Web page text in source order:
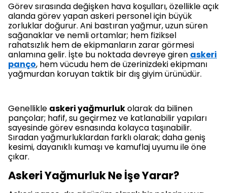
Görev sırasında değişken hava koşulları, özellikle açık
alanda görev yapan askeri personel için büyük
zorluklar doğurur. Ani bastıran yağmur, uzun süren
sağanaklar ve nemli ortamlar; hem fiziksel
rahatsızlık hem de ekipmanların zarar görmesi
anlamına gelir. İşte bu noktada devreye giren askeri
panço, hem vücudu hem de üzerinizdeki ekipmanı
yağmurdan koruyan taktik bir dış giyim ürünüdür.
Genellikle askeri yağmurlukolarak da bilinen
pançolar; hafif, su geçirmez ve katlanabilir yapıları
sayesinde görev esnasında kolayca taşınabilir.
Sıradan yağmurluklardan farklı olarak; daha geniş
kesimi, dayanıklı kumaşı ve kamuflaj uyumu ile öne
çıkar.
Askeri Yağmurluk Ne İşe Yarar?